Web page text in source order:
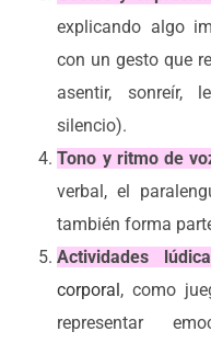
explicando algo
con un gesto que
asentir, sonreír,
silencio).
Tono y ritmo de
verbal, el
también forma
Actividades
corporal, como
representar